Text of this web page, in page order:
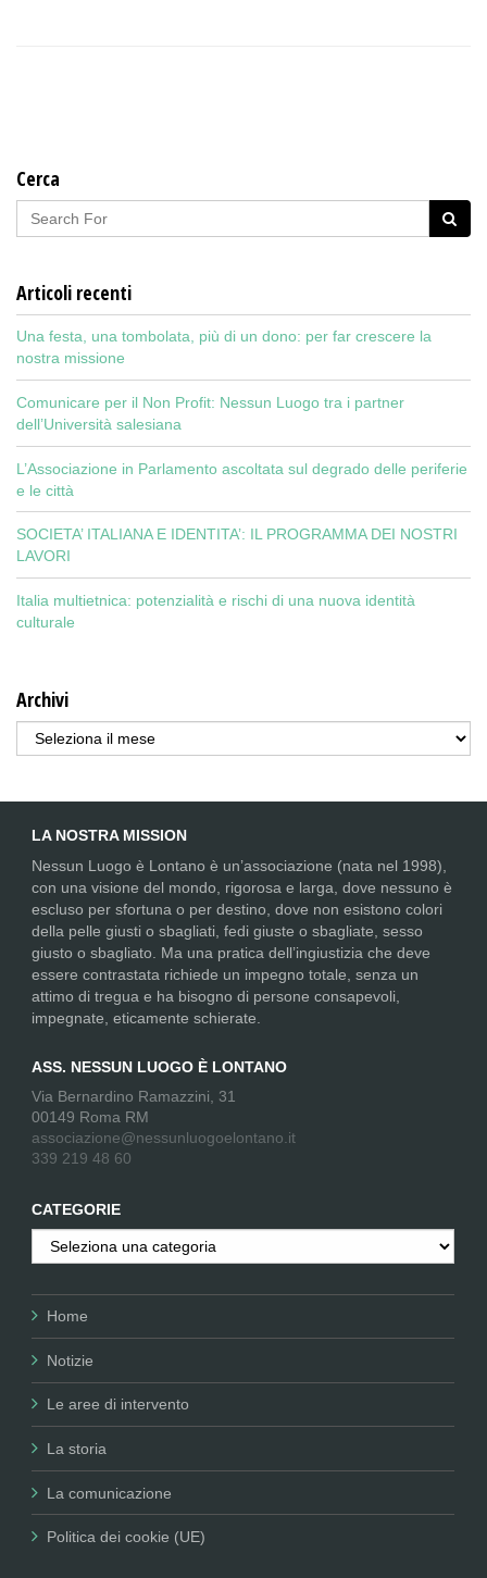
Cerca
Articoli recenti
Una festa, una tombolata, più di un dono: per far crescere la
nostra missione
Comunicare per il Non Profit: Nessun Luogo tra i partner
dell’Università salesiana
L’Associazione in Parlamento ascoltata sul degrado delle periferie
e le città
SOCIETA’ ITALIANA E IDENTITA’: IL PROGRAMMA DEI NOSTRI
LAVORI
Italia multietnica: potenzialità e rischi di una nuova identità
culturale
Archivi
Archivi
LA NOSTRA MISSION
Nessun Luogo è Lontano è un’associazione (nata nel 1998),
con una visione del mondo, rigorosa e larga, dove nessuno è
escluso per sfortuna o per destino, dove non esistono colori
della pelle giusti o sbagliati, fedi giuste o sbagliate, sesso
giusto o sbagliato. Ma una pratica dell’ingiustizia che deve
essere contrastata richiede un impegno totale, senza un
attimo di tregua e ha bisogno di persone consapevoli,
impegnate, eticamente schierate.
ASS. NESSUN LUOGO È LONTANO
Via Bernardino Ramazzini, 31
00149 Roma RM
associazione@nessunluogoelontano.it
339 219 48 60
CATEGORIE
Categorie
Home
Notizie
Le aree di intervento
La storia
La comunicazione
Politica dei cookie (UE)